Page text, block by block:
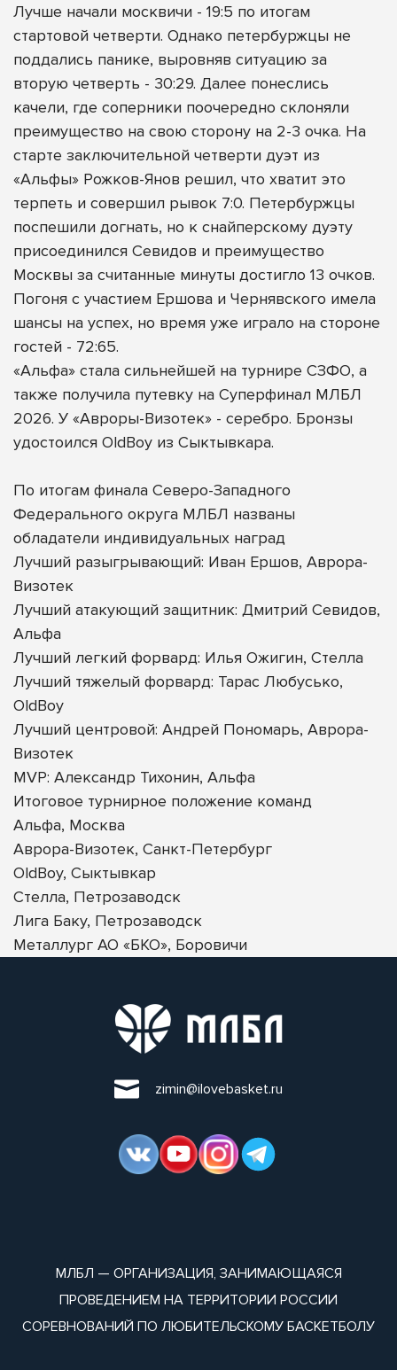
Лучше начали москвичи - 19:5 по итогам
стартовой четверти. Однако петербуржцы не
поддались панике, выровняв ситуацию за
вторую четверть - 30:29. Далее понеслись
качели, где соперники поочередно склоняли
преимущество на свою сторону на 2-3 очка. На
старте заключительной четверти дуэт из
«Альфы» Рожков-Янов решил, что хватит это
терпеть и совершил рывок 7:0. Петербуржцы
поспешили догнать, но к снайперскому дуэту
присоединился Севидов и преимущество
Москвы за считанные минуты достигло 13 очков.
Погоня с участием Ершова и Чернявского имела
шансы на успех, но время уже играло на стороне
гостей - 72:65.
«Альфа» стала сильнейшей на турнире СЗФО, а
также получила путевку на Суперфинал МЛБЛ
2026. У «Авроры-Визотек» - серебро. Бронзы
удостоился OldBoy из Сыктывкара.
По итогам финала Северо-Западного
Федерального округа МЛБЛ названы
обладатели индивидуальных наград
Лучший разыгрывающий: Иван Ершов, Аврора-
Визотек
Лучший атакующий защитник: Дмитрий Севидов,
Альфа
Лучший легкий форвард: Илья Ожигин, Стелла
Лучший тяжелый форвард: Тарас Любусько,
OldBoy
Лучший центровой: Андрей Пономарь, Аврора-
Визотек
MVP: Александр Тихонин, Альфа
Итоговое турнирное положение команд
Альфа, Москва
Аврора-Визотек, Санкт-Петербург
OldBoy, Сыктывкар
Стелла, Петрозаводск
Лига Баку, Петрозаводск
Металлург АО «БКО», Боровичи
zimin@ilovebasket.ru
МЛБЛ — ОРГАНИЗАЦИЯ, ЗАНИМАЮЩАЯСЯ
ПРОВЕДЕНИЕМ НА ТЕРРИТОРИИ РОССИИ
СОРЕВНОВАНИЙ ПО ЛЮБИТЕЛЬСКОМУ БАСКЕТБОЛУ